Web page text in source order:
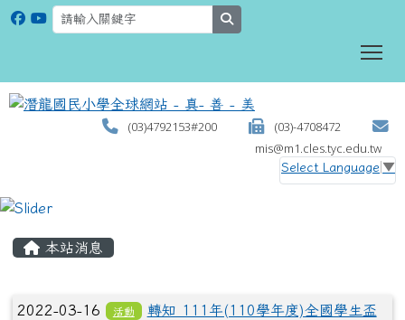
(03)4792153#200
(03)-4708472
mis@m1.cles.tyc.edu.tw
Select Language ▼
本站消息
文章列表
2022-03-16 活動
轉知 111年(110學年度)全國學生盃